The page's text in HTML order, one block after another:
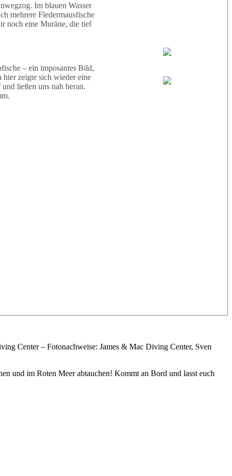
Im blauen Wasser
mehrere Fledermausfische
noch eine Muräne, die tief
– ein imposantes Bild,
hier zeigte sich wieder eine
ließen uns nah heran.
Center – Fotonachweise: James & Mac Diving Center, Sven
und im Roten Meer abtauchen! Kommt an Bord und lasst euch